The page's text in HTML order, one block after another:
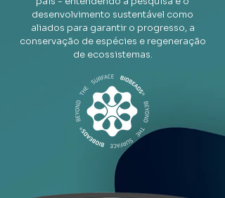
desenvolvimento sustentável como
aliados para garantir o progresso, a
conservação de espécies e regeneração
de ecossistemas.